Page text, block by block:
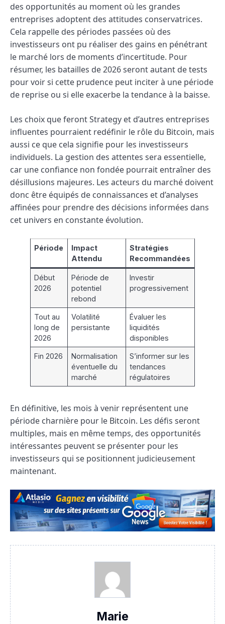
des opportunités au moment où les grandes
entreprises adoptent des attitudes conservatrices.
Cela rappelle des périodes passées où des
investisseurs ont pu réaliser des gains en pénétrant
le marché lors de moments d’incertitude. Pour
résumer, les batailles de 2026 seront autant de tests
pour voir si cette prudence peut inciter à une période
de reprise ou si elle exacerbe la tendance à la baisse.
Les choix que feront Strategy et d’autres entreprises
influentes pourraient redéfinir le rôle du Bitcoin, mais
aussi ce que cela signifie pour les investisseurs
individuels. La gestion des attentes sera essentielle,
car une confiance non fondée pourrait entraîner des
désillusions majeures. Les acteurs du marché doivent
donc être équipés de connaissances et d’analyses
affinées pour prendre des décisions informées dans
cet univers en constante évolution.
Période
Impact
Attendu
Stratégies
Recommandées
Début
2026
Période de
potentiel
rebond
Investir
progressivement
Tout au
long de
2026
Volatilité
persistante
Évaluer les
liquidités
disponibles
Fin 2026
Normalisation
éventuelle du
marché
S’informer sur les
tendances
régulatoires
En définitive, les mois à venir représentent une
période charnière pour le Bitcoin. Les défis seront
multiples, mais en même temps, des opportunités
intéressantes peuvent se présenter pour les
investisseurs qui se positionnent judicieusement
maintenant.
Marie